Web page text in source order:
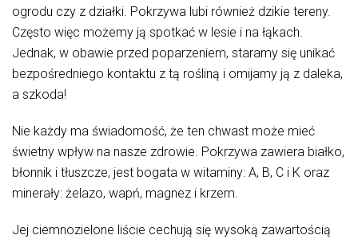
ogrodu czy z działki. Pokrzywa lubi również dzikie tereny.
Często więc możemy ją spotkać w lesie i na łąkach.
Jednak, w obawie przed poparzeniem, staramy się unikać
bezpośredniego kontaktu z tą rośliną i omijamy ją z daleka,
a szkoda!
Nie każdy ma świadomość, że ten chwast może mieć
świetny wpływ na nasze zdrowie. Pokrzywa zawiera białko,
błonnik i tłuszcze, jest bogata w witaminy: A, B, C i K oraz
minerały: żelazo, wapń, magnez i krzem.
Jej ciemnozielone liście cechują się wysoką zawartością